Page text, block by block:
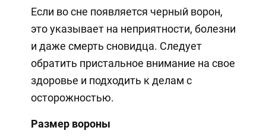
Если во сне появляется черный ворон,
это указывает на неприятности, болезни
и даже смерть сновидца. Следует
обратить пристальное внимание на свое
здоровье и подходить к делам с
осторожностью.
Размер вороны